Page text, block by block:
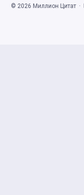
© 2026 Миллион Цитат·